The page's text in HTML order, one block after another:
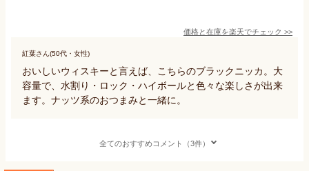
価格と在庫を楽天でチェック >>
紅葉さん(50代・女性)
おいしいウィスキーと言えば、こちらのブラックニッカ。大
容量で、水割り・ロック・ハイボールと色々な楽しさが出来
ます。ナッツ系のおつまみと一緒に。
全てのおすすめコメント（3件）